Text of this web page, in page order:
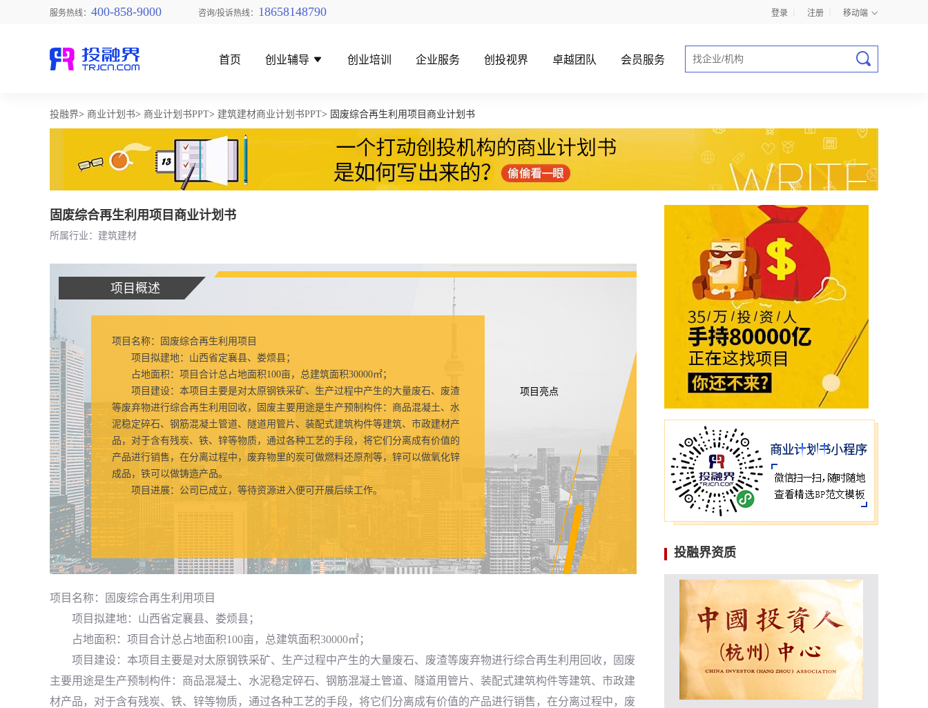
服务热线： 400-858-9000 咨询/投诉热线： 18658148790 登录 注册 移动端
首页 创业辅导 创业培训 企业服务 创投视界 卓越团队 会员服务
找创业项目 找创投机构 创投对接活动 商业计划书指导
投融界> 商业计划书> 商业计划书PPT> 建筑建材商业计划书PPT> 固废综合再生利用项目商业计划书
固废综合再生利用项目商业计划书
所属行业：建筑建材
项目概述
项目名称：固废综合再生利用项目
项目拟建地：山西省定襄县、娄烦县；
占地面积：项目合计总占地面积100亩，总建筑面积30000㎡；
项目建设：本项目主要是对太原钢铁采矿、生产过程中产生的大量废石、废渣
等废弃物进行综合再生利用回收，固废主要用途是生产预制构件：商品混凝土、水
泥稳定碎石、钢筋混凝土管道、隧道用管片、装配式建筑构件等建筑、市政建材产
品，对于含有残炭、铁、锌等物质，通过各种工艺的手段，将它们分离成有价值的
产品进行销售，在分离过程中，废弃物里的炭可做燃料还原剂等，锌可以做氧化锌
成品，铁可以做铸造产品。
项目进展：公司已成立，等待资源进入便可开展后续工作。
项目亮点
项目名称：固废综合再生利用项目
项目拟建地：山西省定襄县、娄烦县；
占地面积：项目合计总占地面积100亩，总建筑面积30000㎡；
项目建设：本项目主要是对太原钢铁采矿、生产过程中产生的大量废石、废渣等废弃物进行综合再生利用回收，固废
主要用途是生产预制构件：商品混凝土、水泥稳定碎石、钢筋混凝土管道、隧道用管片、装配式建筑构件等建筑、市政建
材产品，对于含有残炭、铁、锌等物质，通过各种工艺的手段，将它们分离成有价值的产品进行销售，在分离过程中，废
投融界资质